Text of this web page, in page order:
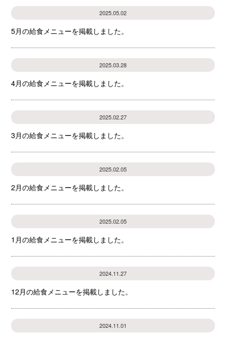
2025.05.02
5月の給食メニューを掲載しました。
2025.03.28
4月の給食メニューを掲載しました。
2025.02.27
3月の給食メニューを掲載しました。
2025.02.05
2月の給食メニューを掲載しました。
2025.02.05
1月の給食メニューを掲載しました。
2024.11.27
12月の給食メニューを掲載しました。
2024.11.01